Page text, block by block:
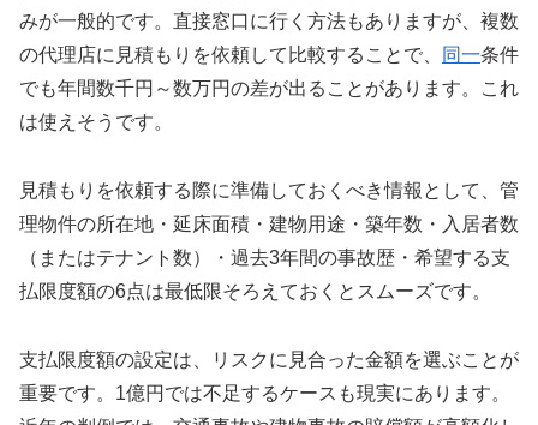
みが一般的です。直接窓口に行く方法もありますが、複数
の代理店に見積もりを依頼して比較することで、
同一条件
でも年間数千円～数万円の差が出ることがあります。これ
は使えそうです。
見積もりを依頼する際に準備しておくべき情報として、管
理物件の所在地・延床面積・建物用途・築年数・入居者数
（またはテナント数）・過去3年間の事故歴・希望する支
払限度額の6点は最低限そろえておくとスムーズです。
支払限度額の設定は、リスクに見合った金額を選ぶことが
重要です。1億円では不足するケースも現実にあります。